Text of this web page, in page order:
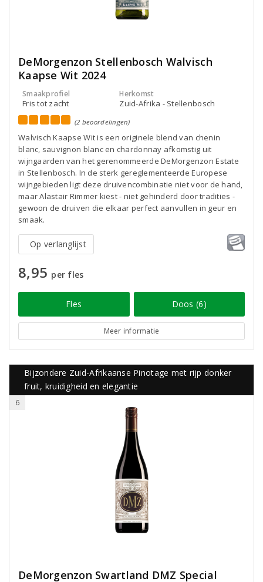
DeMorgenzon Stellenbosch Walvisch
Kaapse Wit 2024
Smaakprofiel
Fris tot zacht
Herkomst
Zuid-Afrika - Stellenbosch
(2 beoordelingen)
Walvisch Kaapse Wit is een originele blend van chenin
blanc, sauvignon blanc en chardonnay afkomstig uit
wijngaarden van het gerenommeerde DeMorgenzon Estate
in Stellenbosch. In de sterk gereglementeerde Europese
wijngebieden ligt deze druivencombinatie niet voor de hand,
maar Alastair Rimmer kiest - niet gehinderd door tradities -
gewoon de druiven die elkaar perfect aanvullen in geur en
smaak.
Op verlanglijst
8,95 per fles
Fles Doos (6)
Meer informatie
Bijzondere Zuid-Afrikaanse Pinotage met rijp donker
fruit, kruidigheid en elegantie
6
DeMorgenzon Swartland DMZ Special